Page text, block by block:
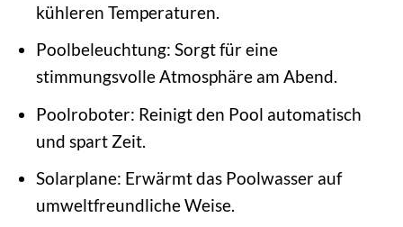
kühleren Temperaturen.
Poolbeleuchtung: Sorgt für eine
stimmungsvolle Atmosphäre am Abend.
Poolroboter: Reinigt den Pool automatisch
und spart Zeit.
Solarplane: Erwärmt das Poolwasser auf
umweltfreundliche Weise.